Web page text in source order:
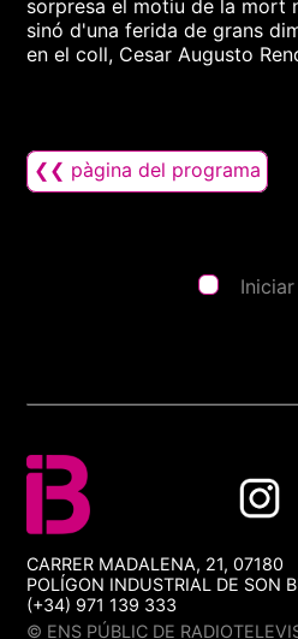
sorpresa el motiu de la mort
sinó d'una ferida de grans
en el coll, Cesar Augusto
❮❮ pàgina del programa
CARRER MADALENA, 21, 07180
POLÍGON INDUSTRIAL DE SON
(+34) 971 139 333
© ENS PÚBLIC DE